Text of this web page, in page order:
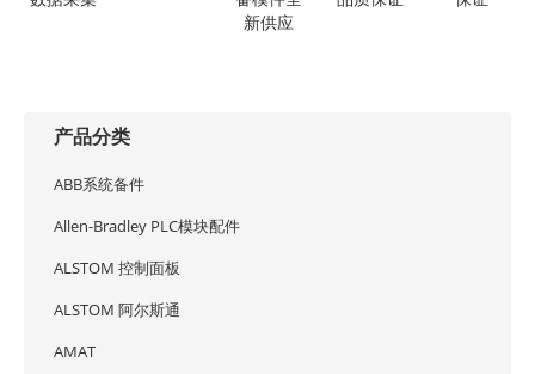
新供应
产品分类
ABB系统备件
Allen-Bradley PLC模块配件
ALSTOM 控制面板
ALSTOM 阿尔斯通
AMAT